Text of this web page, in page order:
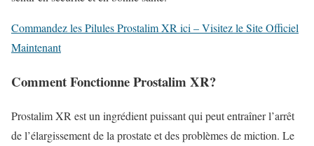
Commandez les Pilules Prostalim XR ici – Visitez le Site Officiel
Maintenant
Comment Fonctionne Prostalim XR?
Prostalim XR est un ingrédient puissant qui peut entraîner l’arrêt
de l’élargissement de la prostate et des problèmes de miction. Le